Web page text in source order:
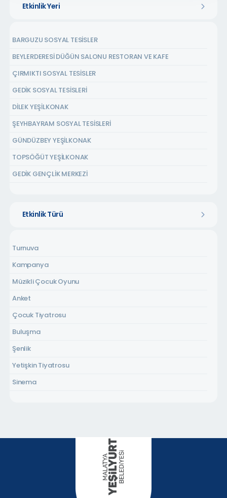
Etkinlik Yeri
BARGUZU SOSYAL TESİSLER
BEYLERDERESİ DÜĞÜN SALONU RESTORAN VE KAFE
ÇIRMIKTI SOSYAL TESİSLER
GEDİK SOSYAL TESİSLERİ
DİLEK YEŞİLKONAK
ŞEYHBAYRAM SOSYAL TESİSLERİ
GÜNDÜZBEY YEŞİLKONAK
TOPSÖĞÜT YEŞİLKONAK
GEDİK GENÇLİK MERKEZİ
Etkinlik Türü
Turnuva
Kampanya
Müzikli Çocuk Oyunu
Anket
Çocuk Tiyatrosu
Buluşma
Şenlik
Yetişkin Tiyatrosu
Sinema